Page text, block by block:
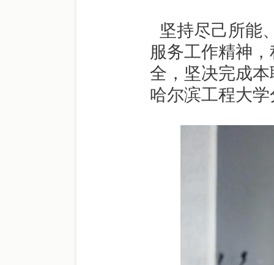
坚持尽己所能
服务工作精神
全，坚决完成
哈尔滨工程大